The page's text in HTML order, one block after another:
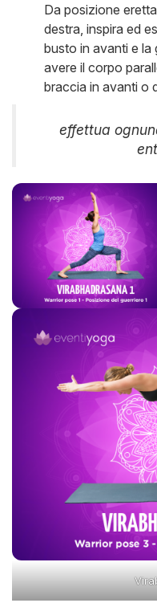
Da posizione
destra, inspira ed
busto in avanti e la
avere il corpo
braccia in avanti o
effettua